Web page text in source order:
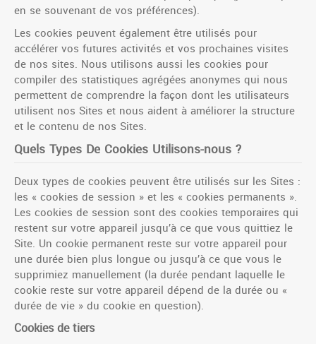
en se souvenant de vos préférences).
Les cookies peuvent également être utilisés pour
accélérer vos futures activités et vos prochaines visites
de nos sites. Nous utilisons aussi les cookies pour
compiler des statistiques agrégées anonymes qui nous
permettent de comprendre la façon dont les utilisateurs
utilisent nos Sites et nous aident à améliorer la structure
et le contenu de nos Sites.
Quels Types De Cookies Utilisons-nous ?
Deux types de cookies peuvent être utilisés sur les Sites :
les « cookies de session » et les « cookies permanents ».
Les cookies de session sont des cookies temporaires qui
restent sur votre appareil jusqu’à ce que vous quittiez le
Site. Un cookie permanent reste sur votre appareil pour
une durée bien plus longue ou jusqu’à ce que vous le
supprimiez manuellement (la durée pendant laquelle le
cookie reste sur votre appareil dépend de la durée ou «
durée de vie » du cookie en question).
Cookies de tiers